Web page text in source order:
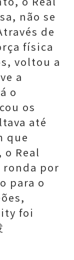
não se
de
física
voltou a
a
o
os
até
que
Real
ronda por
para o
foi